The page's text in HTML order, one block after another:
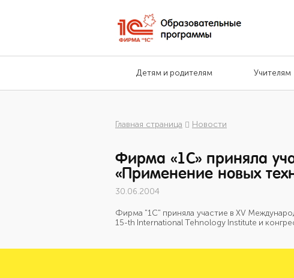
Детям и родителям Учителям
Главная страница Новости
Фирма «1С» приняла
«Применение новых
30.06.2004
Фирма "1С" приняла участие в XV
15-th International Tehnology Institute и